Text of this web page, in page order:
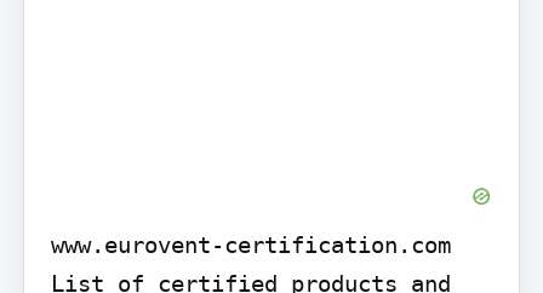
www.eurovent-certification.com
List of certified products and